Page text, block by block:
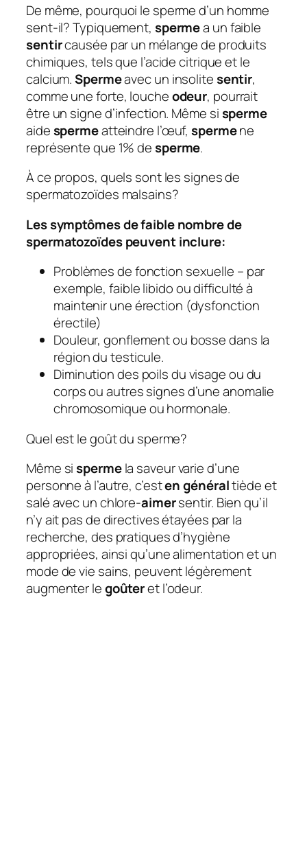
De même, pourquoi le sperme d’un homme
sent-il?Typiquement, spermea un faible
sentircausée par un mélange de produits
chimiques, tels que l’acide citrique et le
calcium.Spermeavec un insolitesentir,
comme une forte, loucheodeur, pourrait
être un signe d’infection. Même sisperme
aidespermeatteindre l’œuf,spermene
représente que 1% desperme.
À ce propos, quels sont les signes de
spermatozoïdes malsains?
Les symptômes de faible nombre de
spermatozoïdes peuvent inclure:
Problèmes de fonction sexuelle – par
exemple, faible libido ou difficulté à
maintenir une érection (dysfonction
érectile)
Douleur, gonflement ou bosse dans la
région du testicule.
Diminution des poils du visage ou du
corps ou autres signes d’une anomalie
chromosomique ou hormonale.
Quel est le goût du sperme?
Même sispermela saveur varie d’une
personne à l’autre, c’esten généraltiède et
salé avec un chlore-aimersentir. Bien qu’il
n’y ait pas de directives étayées par la
recherche, des pratiques d’hygiène
appropriées, ainsi qu’une alimentation et un
mode de vie sains, peuvent légèrement
augmenter legoûteret l’odeur.